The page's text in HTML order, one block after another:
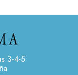
3-4-5